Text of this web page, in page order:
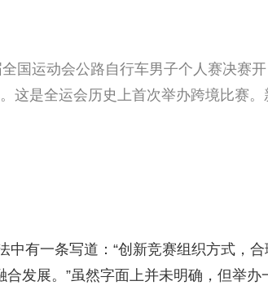
国运动会公路自行车男子个人赛决赛开
这是全运会历史上首次举办跨境比赛。
有一条写道：“创新竞赛组织方式，合
发展。”虽然字面上并未明确，但举办